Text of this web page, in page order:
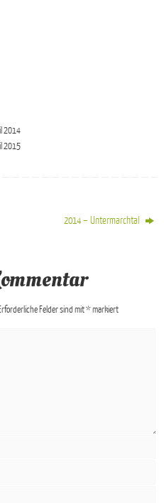
2014
2015
2014 – Untermarchtal
Felder sind mit*markiert